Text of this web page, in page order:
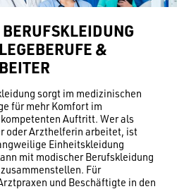
&
sorgt im medizinischen
für mehr Komfort im
Auftritt. Wer als
oder Arzthelferin arbeitet, ist
Einheitskleidung
mit modischer Berufskleidung
Für
und Beschäftigte in den